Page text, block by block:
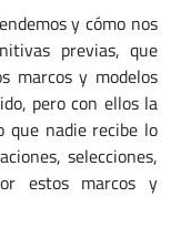
y cómo nos
previas, que
marcos y modelos
pero con ellos la
que nadie recibe lo
selecciones,
estos marcos y